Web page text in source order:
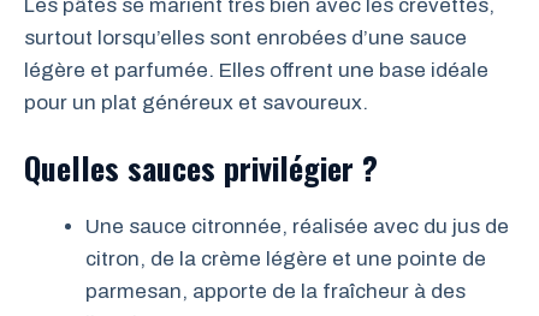
Les pâtes se marient très bien avec les crevettes,
surtout lorsqu’elles sont enrobées d’une sauce
légère et parfumée. Elles offrent une base idéale
pour un plat généreux et savoureux.
Quelles sauces privilégier ?
Une sauce citronnée, réalisée avec du jus de
citron, de la crème légère et une pointe de
parmesan, apporte de la fraîcheur à des